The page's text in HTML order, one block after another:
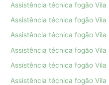
Assistência técnica fogão Vila
Assistência técnica fogão Vila
Assistência técnica fogão Vila
Assistência técnica fogão Vila
Assistência técnica fogão Vila
Assistência técnica fogão Vila